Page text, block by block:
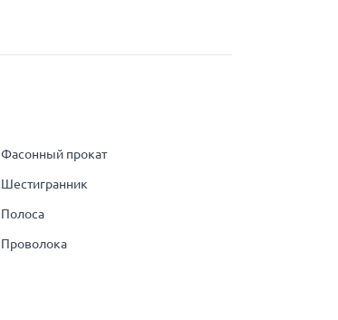
Фасонный прокат
Шестигранник
Полоса
Проволока